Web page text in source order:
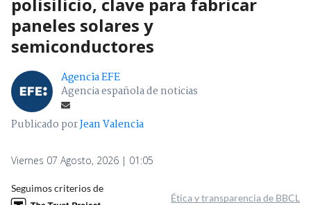
polisilicio, clave para fabricar
paneles solares y
semiconductores
Agencia EFE
Agencia española de noticias
Publicado porJean Valencia
Viernes 07 Agosto, 2026 | 01:05
Seguimos criterios de
Ética y transparencia de BBCL